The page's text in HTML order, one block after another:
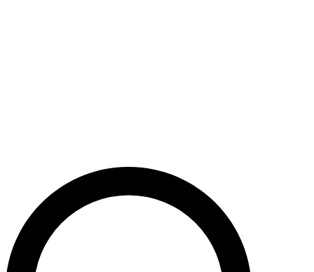
Støt Caritas’ hjælpearbejde i Ukraine her
Støt vores sociale arbejde i Danmark
Støt nu